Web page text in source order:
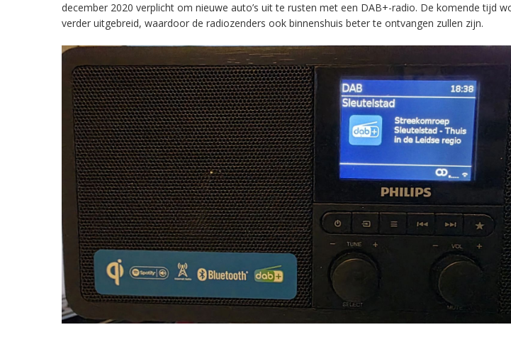
december 2020 verplicht om nieuwe auto’s uit te rusten met een DAB+-radio. De komende tijd
verder uitgebreid, waardoor de radiozenders ook binnenshuis beter te ontvangen zullen zijn.